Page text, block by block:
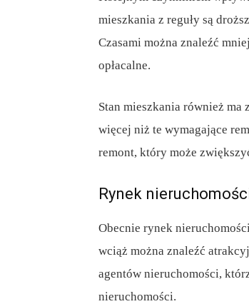
mieszkania z reguły są
Czasami można znaleźć
opłacalne.
Stan mieszkania również ma
więcej niż te wymagające
remont, który może
Rynek
Obecnie rynek
wciąż można znaleźć
agentów nieruchomości,
nieruchomości.